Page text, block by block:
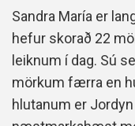
Sandra María er
hefur skorað 22
leiknum í dag. Sú
mörkum færra en
hlutanum er